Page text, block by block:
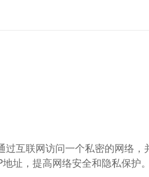
过互联网访问一个私密的网络，
址，提高网络安全和隐私保护。